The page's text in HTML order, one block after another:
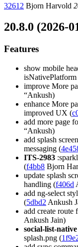
32612 Bjorn Harvold
20.8.0 (2026-
Features
show mobile
improve More
“Ankush)
enhance More
improved UX (
add more page
“Ankush)
add splash
messaging (
ITS-2983
(f4bb8 Bjorn
update splash
handling (f406d
add ng-select
(5dbd2 Ankush
add create
Ankush Jain)
social-list-native
splash.png (